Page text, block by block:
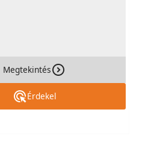
Megtekintés
Érdekel